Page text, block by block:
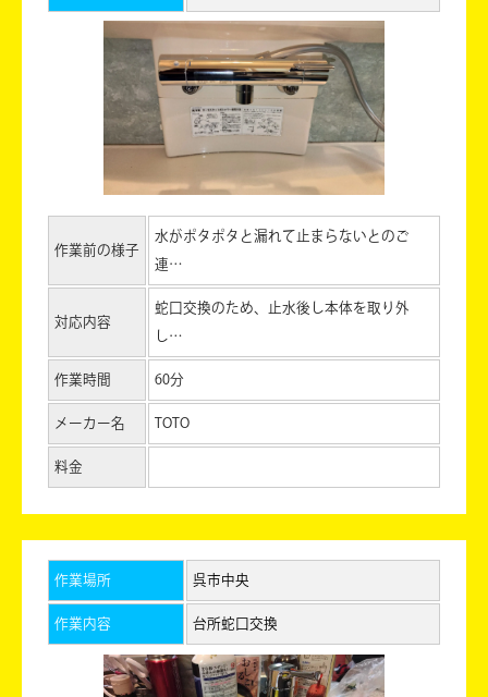
作業前の様子
水がポタポタと漏れて止まらないとのご
連…
対応内容
蛇口交換のため、止水後し本体を取り外
し…
作業時間 60分
メーカー名 TOTO
料金
作業場所 呉市中央
作業内容 台所蛇口交換